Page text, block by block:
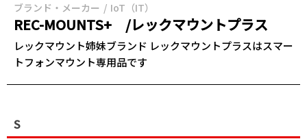
ブランド・メーカー IoT（IT）
REC-MOUNTS+ /レックマウントプラス
レックマウント姉妹ブランド レックマウントプラスはスマー
トフォンマウント専用品です
S